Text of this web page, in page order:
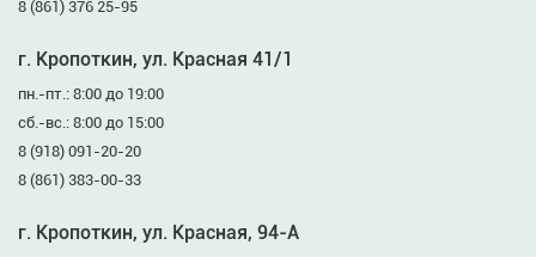
8 (861) 376 25-95
г. Кропоткин, ул. Красная 41/1
пн.-пт.: 8:00 до 19:00
сб.-вс.: 8:00 до 15:00
8 (918) 091-20-20
8 (861) 383-00-33
г. Кропоткин, ул. Красная, 94-А